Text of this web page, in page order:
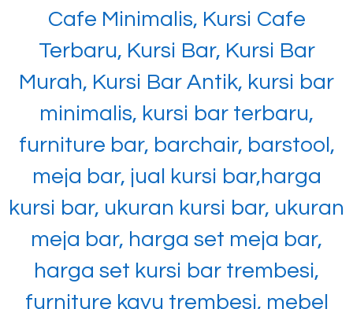
Cafe Minimalis, Kursi Cafe
Terbaru, Kursi Bar, Kursi Bar
Murah, Kursi Bar Antik, kursi bar
minimalis, kursi bar terbaru,
furniture bar, barchair, barstool,
meja bar, jual kursi bar,harga
kursi bar, ukuran kursi bar, ukuran
meja bar, harga set meja bar,
harga set kursi bar trembesi,
furniture kayu trembesi, mebel